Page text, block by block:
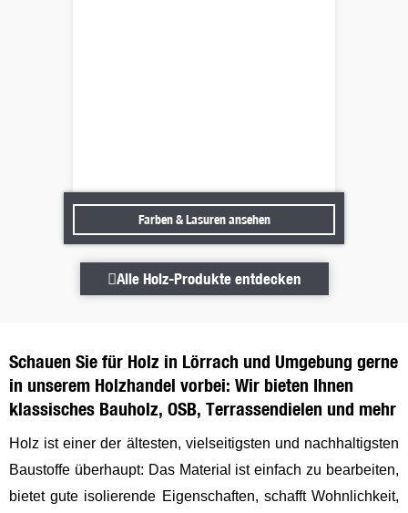
Farben & Lasuren ansehen
Farben & Lasuren ansehen
Alle Holz-Produkte entdecken
Alle Holz-Produkte entdecken
Schauen Sie für Holz in Lörrach und Umgebung gerne
in unserem Holzhandel vorbei: Wir bieten Ihnen
klassisches Bauholz, OSB, Terrassendielen und mehr
Holz ist einer der ältesten, vielseitigsten und nachhaltigsten
Baustoffe überhaupt: Das Material ist einfach zu bearbeiten,
bietet gute isolierende Eigenschaften, schafft Wohnlichkeit,